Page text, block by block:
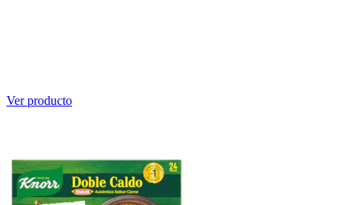
Ver producto